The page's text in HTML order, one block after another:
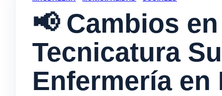
📢 Cambios
Tecnicatura
Enfermería en